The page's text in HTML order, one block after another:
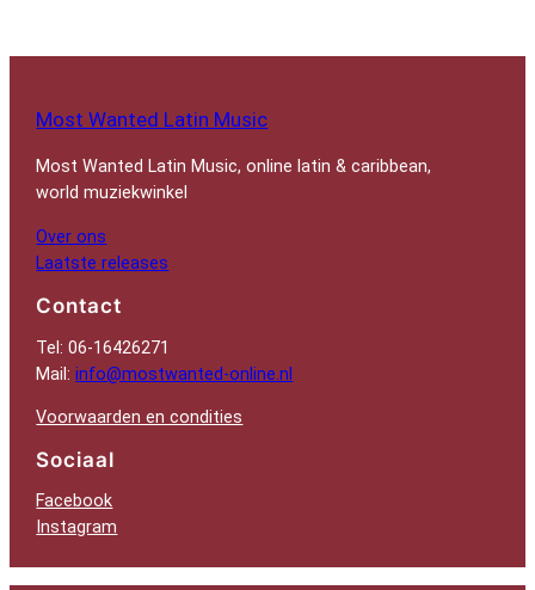
Most Wanted Latin Music
Most Wanted Latin Music, online latin & caribbean,
world muziekwinkel
Over ons
Laatste releases
Contact
Tel: 06-16426271
Mail:info@mostwanted-online.nl
Voorwaarden en condities
Sociaal
Facebook
Instagram